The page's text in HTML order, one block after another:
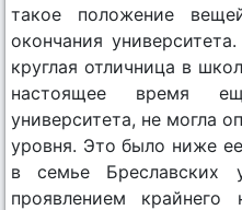
такое положение
окончания
круглая отличница в
настоящее время
университета, не могла
уровня. Это было ниже
в семье Бреславских
проявлением